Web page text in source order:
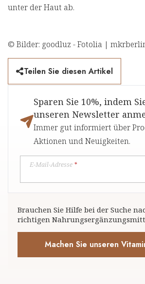
unter der Haut ab.
© Bilder: goodluz - Fotolia |
Teilen Sie diesen Artikel
Sparen Sie 10%, indem
unseren Newsletter
Immer gut informiert über
Aktionen und Neuigkeiten.
E-Mail-Adresse *
Brauchen Sie Hilfe bei der Suche
richtigen
Machen Sie unseren